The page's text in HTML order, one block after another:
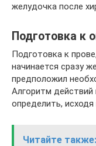
желудочка после
Подготовка к
Подготовка к
начинается сразу
предположил
Алгоритм
определить,
Читайте также: